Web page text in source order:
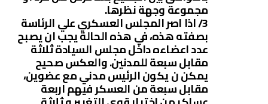
مجموعة وجهة نظرها.
3/ اذا اصر المجلس العسكري علي الرئاسة
بصفته هذه، في هذه الحالة يجب ان يصبح
عدد اعضاءه داخل مجلس السيادة ثلاثة
مقابل سبعة للمدنين. والعكس صحيح
يمكن ن يكون الرئيس مدني مع عضوين،
مقابل سبعة من العسكر فيهم اربعة